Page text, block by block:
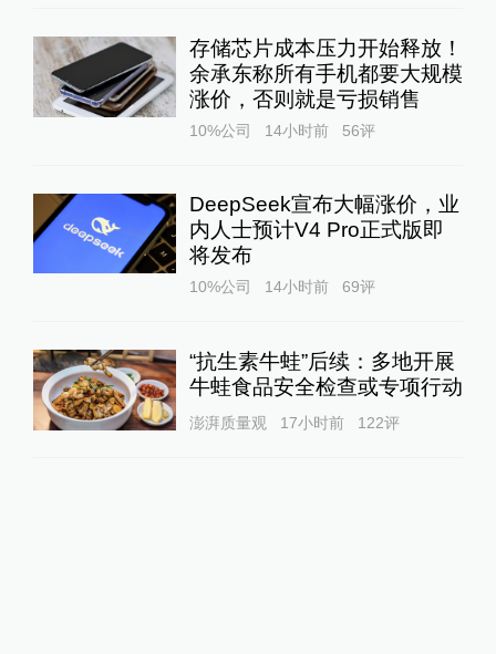
存储芯片成本压力开始释放！
余承东称所有手机都要大规模
涨价，否则就是亏损销售
10%公司 14小时前 56评
DeepSeek宣布大幅涨价，业
内人士预计V4 Pro正式版即
将发布
10%公司 14小时前 69评
“抗生素牛蛙”后续：多地开展
牛蛙食品安全检查或专项行动
澎湃质量观 17小时前 122评